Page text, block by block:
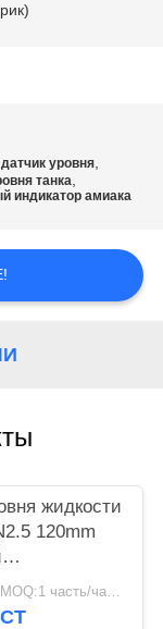
уровня,
танка,
индикатор амиака
жидкости
120mm
negotiable MOQ:1 часть/часть